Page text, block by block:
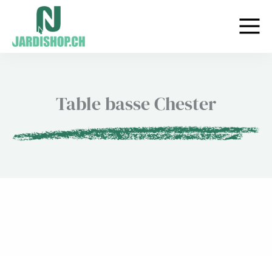
contenu
Table basse Chester